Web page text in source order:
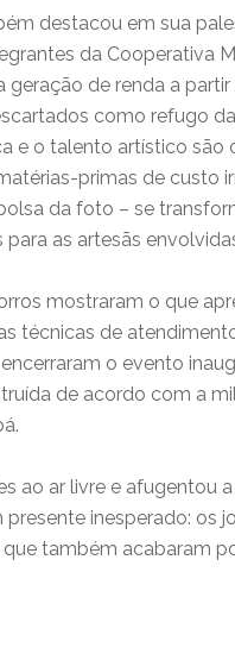
destacou em sua
da Cooperativa
geração de renda a
como refugo
e o talento artístico
primas de custo
da foto – se
as artesãs
mostraram o que
técnicas de
o evento
de acordo com a
ao ar livre e afugentou
inesperado: os
também acabaram